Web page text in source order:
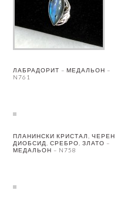
ЛАБРАДОРИТ – МЕДАЛЬОН –
N761
ПЛАНИНСКИ КРИСТАЛ, ЧЕРЕН
ДИОБСИД, СРЕБРО, ЗЛАТО –
МЕДАЛЬОН – N758